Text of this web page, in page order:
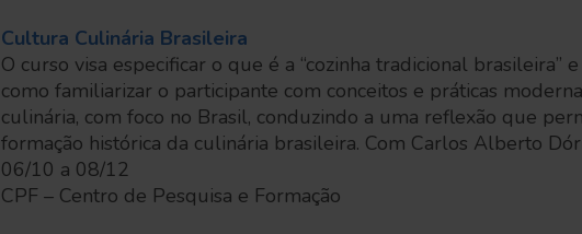
Cultura Culinária Brasileira
O curso visa especificar o que é a “cozinha tradicional brasileira”
como familiarizar o participante com conceitos e práticas
culinária, com foco no Brasil, conduzindo a uma reflexão que
formação histórica da culinária brasileira. Com Carlos Alberto
06/10 a 08/12
CPF – Centro de Pesquisa e Formação